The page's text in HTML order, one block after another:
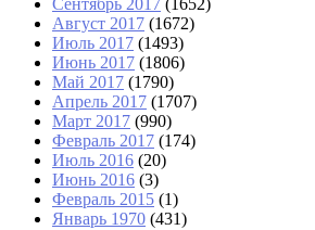
Сентябрь 2017 (1652)
Август 2017 (1672)
Июль 2017 (1493)
Июнь 2017 (1806)
Май 2017 (1790)
Апрель 2017 (1707)
Март 2017 (990)
Февраль 2017 (174)
Июль 2016 (20)
Июнь 2016 (3)
Февраль 2015 (1)
Январь 1970 (431)